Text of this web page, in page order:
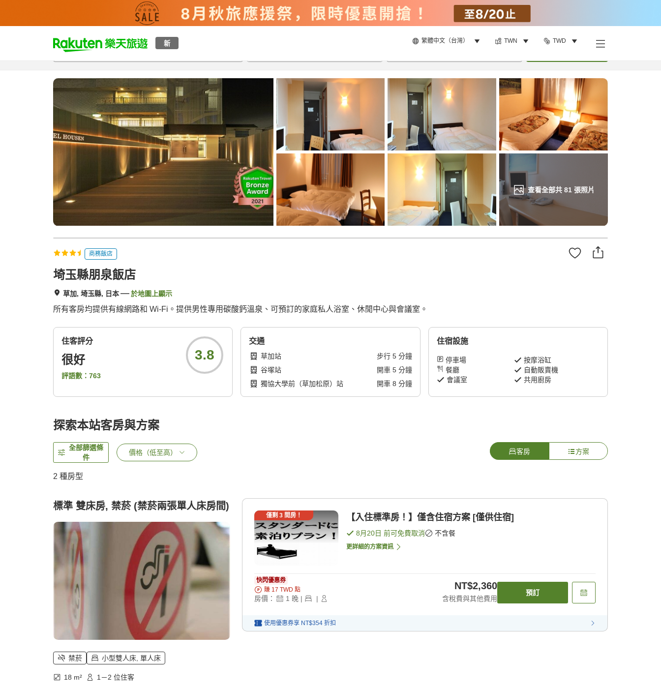
新 繁體中文（台灣） TWN TWD
t
p
a
g
e
a
查看全部共 81張照片
總覽客房與方案評語特點設施
商務飯店
埼玉縣朋泉飯店
草加, 埼玉縣, 日本 於地圖上顯示
所有客房均提供有線網路和 Wi-Fi。提供男性專用碳酸鈣溫泉、可預訂的家庭私人浴室、休閒中心與會議室。
住客評分
很好
評語數： 763
3.8
交通
草加站 步行 5分鐘
谷塚站
開車 5分鐘
獨協大學前（草加松原）站
開車 8 分鐘
住宿設施
停車場
按摩浴缸
餐廳
自動販賣機
會議室
共用廚房
探索本站客房與方案
全部篩選條
件
價格（低至高） 客房 方案
2 種房型
標準 雙床房, 禁菸 (禁菸兩張單人床房間)
禁菸 小型雙人床, 單人床
18 m² 1－2 位住客
僅剩 3間房！ 【入住標準房！】僅含住宿方案 [僅供住宿]
8月20日 前可免費取消 不含餐
更詳細的方案資訊
快閃優惠券
賺 17 TWD 點
房價： 1 晚 | |
NT$2,360
含稅費與其他費用
預訂
使用優惠券享 NT$354 折扣